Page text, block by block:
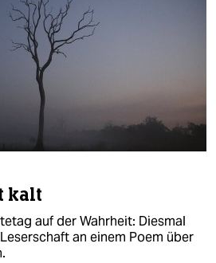
kalt
auf der Wahrheit: Diesmal
an einem Poem über